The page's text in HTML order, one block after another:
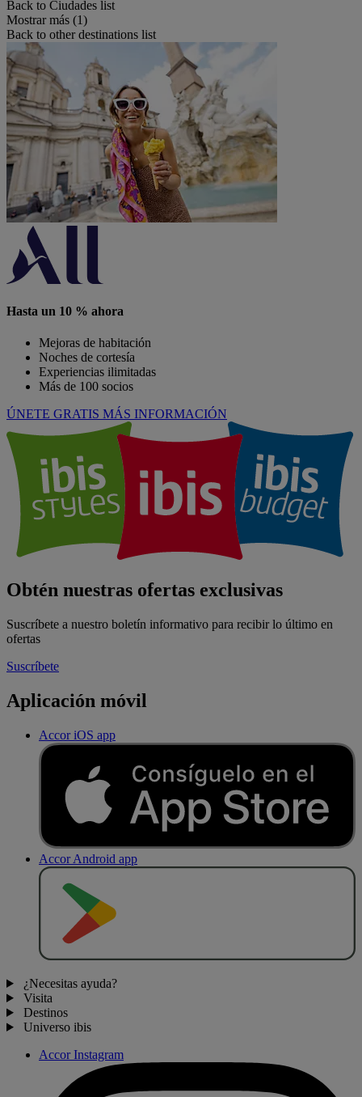
Back to Ciudades list
Mostrar más (1)
Back to other destinations list
Hasta un 10 % ahora
Mejoras de habitación
Noches de cortesía
Experiencias ilimitadas
Más de 100 socios
ÚNETE GRATIS MÁS INFORMACIÓN
Obtén nuestras ofertas exclusivas
Suscríbete a nuestro boletín informativo para recibir lo último en
ofertas
Suscríbete
Aplicación móvil
Accor iOS app
Accor Android app
¿Necesitas ayuda?
Visita
Destinos
Universo ibis
Accor Instagram